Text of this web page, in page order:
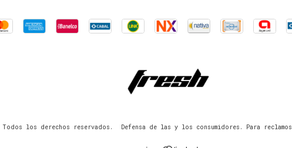
Todos los derechos reservados. Defensa de las y los consumidores. Para reclamos